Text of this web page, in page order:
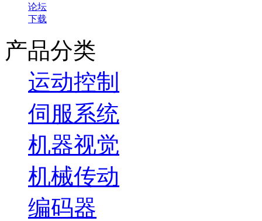
论坛
下载
产品分类
运动控制
伺服系统
机器视觉
机械传动
编码器